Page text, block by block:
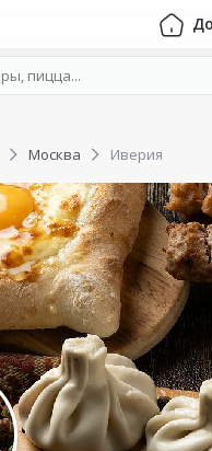
Москва Иверия